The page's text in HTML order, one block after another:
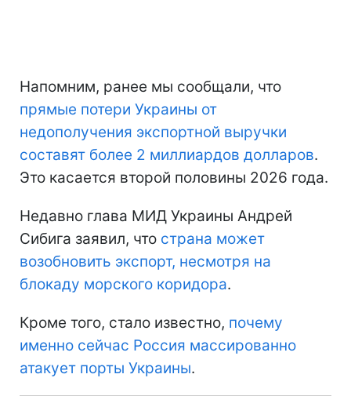
Напомним, ранее мы сообщали, что
прямые потери Украины от
недополучения экспортной выручки
составят более 2 миллиардов долларов.
Это касается второй половины 2026 года.
Недавно глава МИД Украины Андрей
Сибига заявил, что страна может
возобновить экспорт, несмотря на
блокаду морского коридора.
Кроме того, стало известно, почему
именно сейчас Россия массированно
атакует порты Украины.